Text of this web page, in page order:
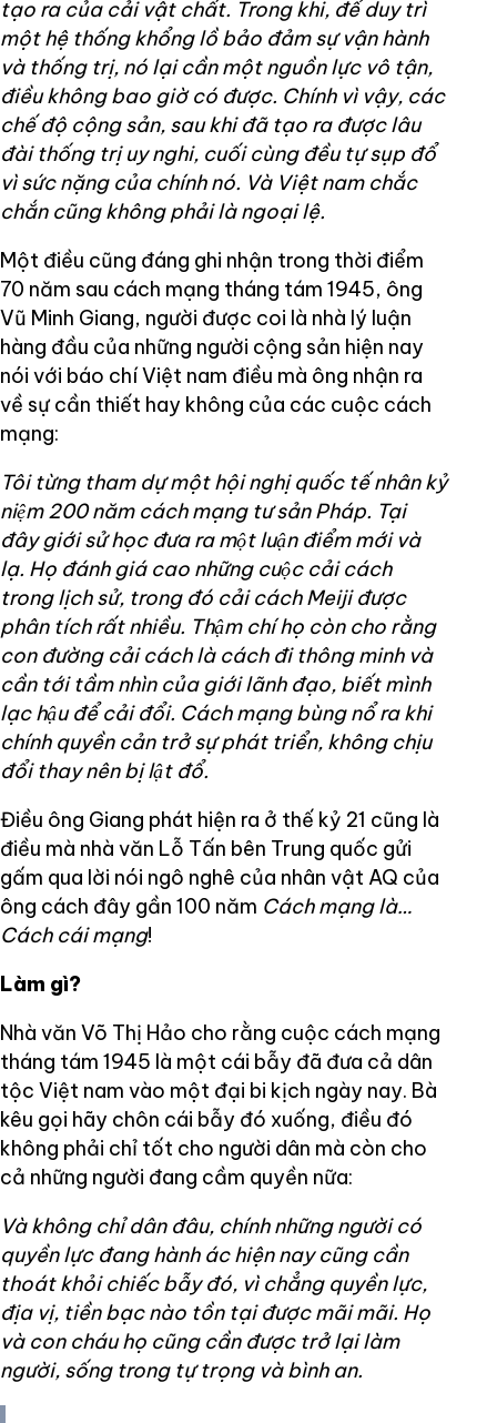
tạo ra của cải vật chất. Trong khi, để duy trì
một hệ thống khổng lồ bảo đảm sự vận hành
và thống trị, nó lại cần một nguồn lực vô tận,
điều không bao giờ có được. Chính vì vậy, các
chế độ cộng sản, sau khi đã tạo ra được lâu
đài thống trị uy nghi, cuối cùng đều tự sụp đổ
vì sức nặng của chính nó. Và Việt nam chắc
chắn cũng không phải là ngoại lệ.
Một điều cũng đáng ghi nhận trong thời điểm
70 năm sau cách mạng tháng tám 1945, ông
Vũ Minh Giang, người được coi là nhà lý luận
hàng đầu của những người cộng sản hiện nay
nói với báo chí Việt nam điều mà ông nhận ra
về sự cần thiết hay không của các cuộc cách
mạng:
Tôi từng tham dự một hội nghị quốc tế nhân kỷ
niệm 200 năm cách mạng tư sản Pháp. Tại
đây giới sử học đưa ra một luận điểm mới và
lạ. Họ đánh giá cao những cuộc cải cách
trong lịch sử, trong đó cải cách Meiji được
phân tích rất nhiều. Thậm chí họ còn cho rằng
con đường cải cách là cách đi thông minh và
cần tới tầm nhìn của giới lãnh đạo, biết mình
lạc hậu để cải đổi. Cách mạng bùng nổ ra khi
chính quyền cản trở sự phát triển, không chịu
đổi thay nên bị lật đổ.
Điều ông Giang phát hiện ra ở thế kỷ 21 cũng là
điều mà nhà văn Lỗ Tấn bên Trung quốc gửi
gấm qua lời nói ngô nghê của nhân vật AQ của
ông cách đây gần 100 năm Cách mạng là…
Cách cái mạng!
Làm gì?
Nhà văn Võ Thị Hảo cho rằng cuộc cách mạng
tháng tám 1945 là một cái bẫy đã đưa cả dân
tộc Việt nam vào một đại bi kịch ngày nay. Bà
kêu gọi hãy chôn cái bẫy đó xuống, điều đó
không phải chỉ tốt cho người dân mà còn cho
cả những người đang cầm quyền nữa:
Và không chỉ dân đâu, chính những người có
quyền lực đang hành ác hiện nay cũng cần
thoát khỏi chiếc bẫy đó, vì chẳng quyền lực,
địa vị, tiền bạc nào tồn tại được mãi mãi. Họ
và con cháu họ cũng cần được trở lại làm
người, sống trong tự trọng và bình an.